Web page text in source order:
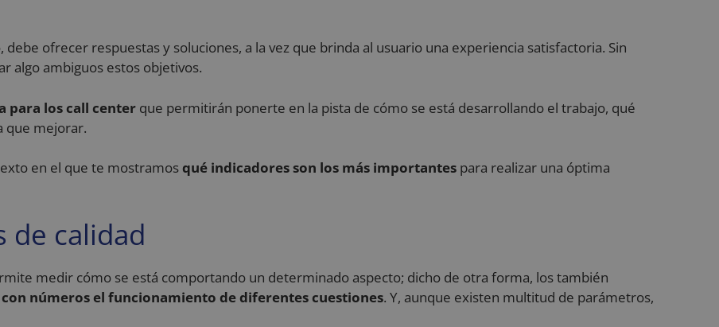
debe ofrecer respuestas y soluciones, a la vez que brinda al usuario una experiencia satisfactoria. Sin
algo ambiguos estos objetivos.
para los call center que permitirán ponerte en la pista de cómo se está desarrollando el trabajo, qué
que mejorar.
en el que te mostramosqué indicadores son los más importantes para realizar una óptima
de calidad
medir cómo se está comportando un determinado aspecto; dicho de otra forma, los también
números el funcionamiento de diferentes cuestiones. Y, aunque existen multitud de parámetros,